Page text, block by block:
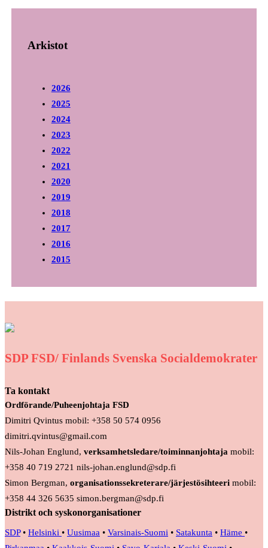
Arkistot
2026
2025
2024
2023
2022
2021
2020
2019
2018
2017
2016
2015
SDP FSD/ Finlands Svenska Socialdemokrater
Ta kontakt
Ordförande/Puheenjohtaja FSD
Dimitri Qvintus mobil: +358 50 574 0956
dimitri.qvintus@gmail.com
Nils-Johan Englund, verksamhetsledare/toiminnanjohtaja mobil:
+358 40 719 2721 nils-johan.englund@sdp.fi
Simon Bergman, organisationssekreterare/järjestösihteeri mobil:
+358 44 326 5635 simon.bergman@sdp.fi
Distrikt och syskonorganisationer
SDP• Helsinki • Uusimaa • Varsinais-Suomi • Satakunta • Häme •